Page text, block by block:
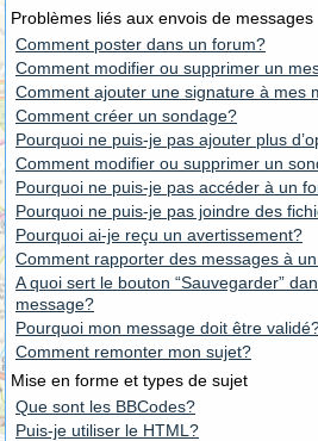
Problèmes liés aux envois de messages
Comment poster dans un forum?
Comment modifier ou supprimer un
Comment ajouter une signature à mes
Comment créer un sondage?
Pourquoi ne puis-je pas ajouter plus
Comment modifier ou supprimer un
Pourquoi ne puis-je pas accéder à un
Pourquoi ne puis-je pas joindre des
Pourquoi ai-je reçu un avertissement?
Comment rapporter des messages à
A quoi sert le bouton “Sauvegarder”
message?
Pourquoi mon message doit être
Comment remonter mon sujet?
Mise en forme et types de sujet
Que sont les BBCodes?
Puis-je utiliser le HTML?